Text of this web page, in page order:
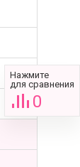
Нажмите
для сравнения
0